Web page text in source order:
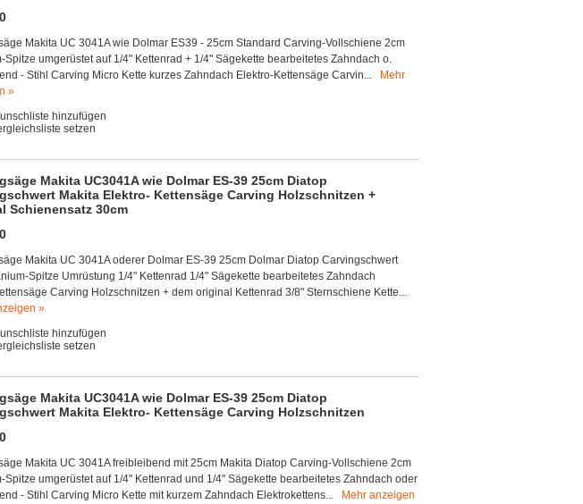
Makita UC 3041A wie Dolmar ES39 - 25cm Standard Carving-Vollschiene 2cm
Spitze umgerüstet auf 1/4" Kettenrad + 1/4" Sägekette bearbeitetes Zahndach o.
- Stihl Carving Micro Kette kurzes Zahndach Elektro-Kettensäge Carvin...
Mehr
»
hinzufügen
setzen
Makita UC3041A wie Dolmar ES-39 25cm Diatop
Makita Elektro- Kettensäge Carving Holzschnitzen +
Schienensatz 30cm
Makita UC 3041A oderer Dolmar ES-39 25cm Dolmar Diatop Carvingschwert
Spitze Umrüstung 1/4" Kettenrad 1/4" Sägekette bearbeitetes Zahndach
Carving Holzschnitzen + dem original Kettenrad 3/8" Sternschiene Kette...
»
hinzufügen
setzen
Makita UC3041A wie Dolmar ES-39 25cm Diatop
Makita Elektro- Kettensäge Carving Holzschnitzen
Makita UC 3041A freibleibend mit 25cm Makita Diatop Carving-Vollschiene 2cm
Spitze umgerüstet auf 1/4" Kettenrad und 1/4" Sägekette bearbeitetes Zahndach oder
- Stihl Carving Micro Kette mit kurzem Zahndach Elektrokettens...
Mehr anzeigen